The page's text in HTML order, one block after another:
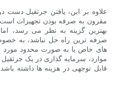
علاوه بر این، یافتن جرثقیل
مقرون به صرفه بودن تجهیزات
بهترین گزینه به نظر می رسد،
صرفه ترین راه حل نباشد، به
های خاص یا به صورت محدود مورد
موارد، سرمایه گذاری در یک
قابل توجهی در هزینه ها داشته